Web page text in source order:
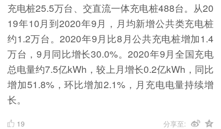
充电桩25.5万台、交直流一体充电桩488台。从20
19年10月到2020年9月，月均新增公共类充电桩
约1.2万台。2020年9月比8月公共充电桩增加1.4
万台，9月同比增长30.0%。2020年9月全国充电
总电量约7.5亿kWh，较上月增长0.2亿kWh，同比
增加51.8%，环比增加2.1%，月充电电量持续增
长。
19 分享至: